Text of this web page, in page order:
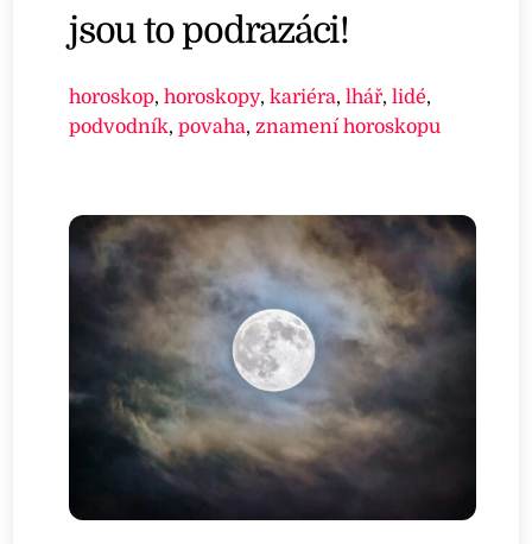
jsou to podrazáci!
horoskop,horoskopy,kariéra,lhář,lidé,
podvodník,povaha,znamení horoskopu